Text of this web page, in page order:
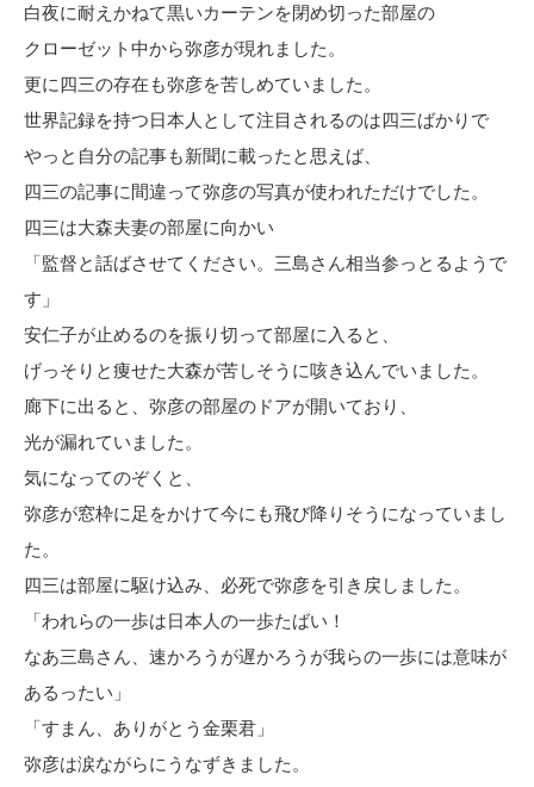
白夜に耐えかねて黒いカーテンを閉め切った部屋の
クローゼット中から弥彦が現れました。
更に四三の存在も弥彦を苦しめていました。
世界記録を持つ日本人として注目されるのは四三ばかりで
やっと自分の記事も新聞に載ったと思えば、
四三の記事に間違って弥彦の写真が使われただけでした。
四三は大森夫妻の部屋に向かい
「監督と話ばさせてください。三島さん相当参っとるようで
す」
安仁子が止めるのを振り切って部屋に入ると、
げっそりと痩せた大森が苦しそうに咳き込んでいました。
廊下に出ると、弥彦の部屋のドアが開いており、
光が漏れていました。
気になってのぞくと、
弥彦が窓枠に足をかけて今にも飛び降りそうになっていまし
た。
四三は部屋に駆け込み、必死で弥彦を引き戻しました。
「われらの一歩は日本人の一歩たばい！
なあ三島さん、速かろうが遅かろうが我らの一歩には意味が
あるったい」
「すまん、ありがとう金栗君」
弥彦は涙ながらにうなずきました。